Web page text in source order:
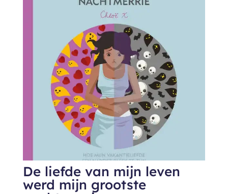
De liefde van mijn leven
werd mijn grootste